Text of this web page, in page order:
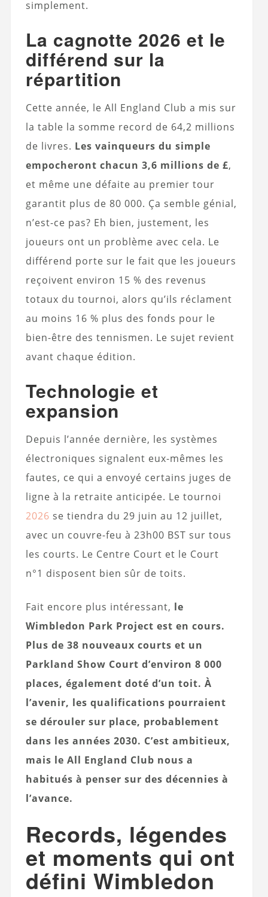
simplement.
La cagnotte 2026 et le
différend sur la
répartition
Cette année, le All England Club a mis sur
la table la somme record de 64,2 millions
de livres. Les vainqueurs du simple
empocheront chacun 3,6 millions de £,
et même une défaite au premier tour
garantit plus de 80 000. Ça semble génial,
n’est-ce pas? Eh bien, justement, les
joueurs ont un problème avec cela. Le
différend porte sur le fait que les joueurs
reçoivent environ 15 % des revenus
totaux du tournoi, alors qu’ils réclament
au moins 16 % plus des fonds pour le
bien-être des tennismen. Le sujet revient
avant chaque édition.
Technologie et
expansion
Depuis l’année dernière, les systèmes
électroniques signalent eux-mêmes les
fautes, ce qui a envoyé certains juges de
ligne à la retraite anticipée. Le tournoi
2026 se tiendra du 29 juin au 12 juillet,
avec un couvre-feu à 23h00 BST sur tous
les courts. Le Centre Court et le Court
n°1 disposent bien sûr de toits.
Fait encore plus intéressant, le
Wimbledon Park Project est en cours.
Plus de 38 nouveaux courts et un
Parkland Show Court d’environ 8 000
places, également doté d’un toit. À
l’avenir, les qualifications pourraient
se dérouler sur place, probablement
dans les années 2030. C’est ambitieux,
mais le All England Club nous a
habitués à penser sur des décennies à
l’avance.
Records, légendes
et moments qui ont
défini Wimbledon